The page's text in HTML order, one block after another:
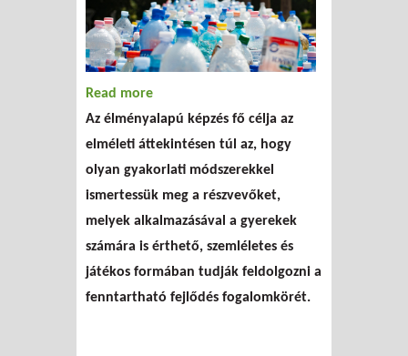
Read more
oktatása a gyakorlatban
Az élményalapú képzés fő célja az
elméleti áttekintésen túl az, hogy
olyan gyakorlati módszerekkel
ismertessük meg a részvevőket,
melyek alkalmazásával a gyerekek
számára is érthető, szemléletes és
játékos formában tudják feldolgozni a
fenntartható fejlődés fogalomkörét.